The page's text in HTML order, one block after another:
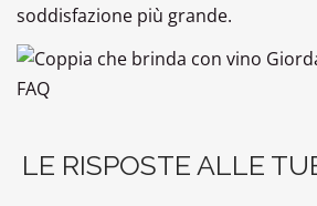
soddisfazione più grande.
FAQ
LE RISPOSTE ALLE